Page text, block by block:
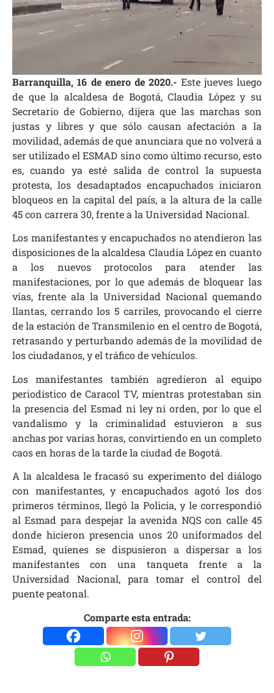
Barranquilla, 16 de enero de 2020.- Este jueves luego
de que la alcaldesa de Bogotá,Claudia López y su
Secretario de Gobierno, dijera que las marchas son
justas y libres y que sólo causan afectación a la
movilidad, además de que anunciara que no volverá a
ser utilizado elESMAD sino como último recurso, esto
es, cuando ya esté salida de control la supuesta
protesta, los desadaptados encapuchados iniciaron
bloqueos en la capital del país, a la altura de la calle
45 con carrera 30, frente a la Universidad Nacional.
Los manifestantes y encapuchados no atendieron las
disposiciones de la alcaldesa Claudia López en cuanto
a los nuevos protocolos para atender las
manifestaciones, por lo que además de bloquear las
vías, frente ala la Universidad Nacional quemando
llantas, cerrando los 5 carriles, provocando el cierre
de la estación de Transmilenio en el centro de Bogotá,
retrasando y perturbando además de la movilidad de
los ciudadanos, y el tráfico de vehículos.
Los manifestantes también agredieron al equipo
periodístico de Caracol TV, mientras protestaban sin
la presencia del Esmad ni ley ni orden, por lo que el
vandalismo y la criminalidad estuvieron a sus
anchas por varias horas, convirtiendo en un completo
caos en horas de la tarde la ciudad de Bogotá.
A la alcaldesa le fracasó su experimento del diálogo
con manifestantes, y encapuchados agotó los dos
primeros términos, llegó la Policía, y le correspondió
al Esmad para despejar la avenida NQS con calle 45
donde hicieron presencia unos 20 uniformados del
Esmad, quienes se dispusieron a dispersar a los
manifestantes con una tanqueta frente a la
Universidad Nacional, para tomar el control del
puente peatonal.
Comparte esta entrada: